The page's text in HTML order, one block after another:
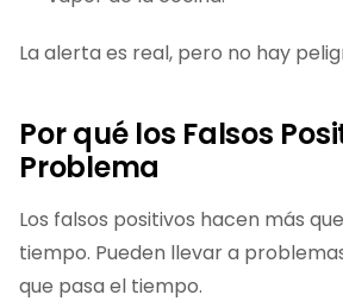
La alerta es real, pero no hay
Por qué los Falsos
Problema
Los falsos positivos hacen más
tiempo. Pueden llevar a
que pasa el tiempo.